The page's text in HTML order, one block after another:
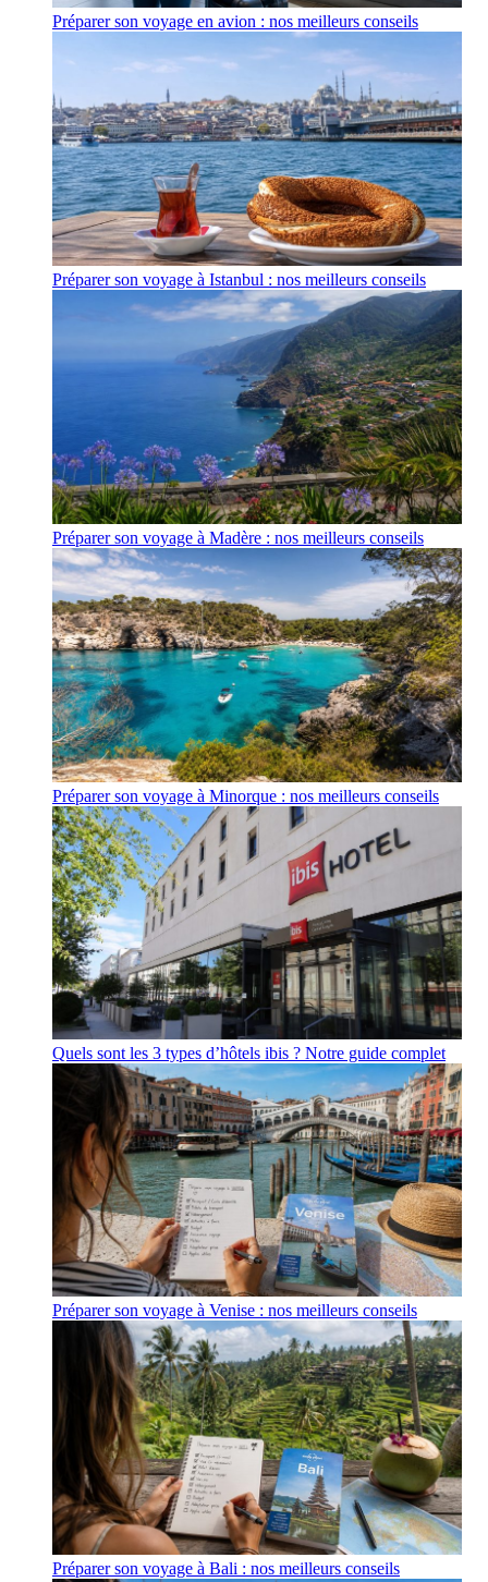
Préparer son voyage en avion : nos meilleurs conseils
Préparer son voyage à Istanbul : nos meilleurs conseils
Préparer son voyage à Madère : nos meilleurs conseils
Préparer son voyage à Minorque : nos meilleurs conseils
Quels sont les 3 types d’hôtels ibis ? Notre guide complet
Préparer son voyage à Venise : nos meilleurs conseils
Préparer son voyage à Bali : nos meilleurs conseils